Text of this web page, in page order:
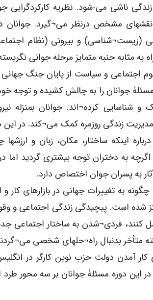
ناشی می-شود. نظریه کارکردگرایی
مشخص درنظر می¬گیرد. جوانان در
(زیست¬شناسی) و بیرونی (نظام
مثابه جنبه متمایز مرحله جوانی
مسئلۀ جوانان را به چالش کشیده و توجه
و شناسایی کرده¬اند. جوانان بمنزله
مدیریت زندگی روزمره کمک می¬کند. در
اینکه ساختار، مکان، زبان و
به دختران توجه بیشتری گردید اما
به پسران جوان اختصاص دارد.
به تغییرات جهانی در بازارهای
شده است. پیچیدگی زندگی اجتماعی و
کنند، فردی¬شدن به ساختار
متأخر بدنبال راه¬حلهای شخصی
آمدن دولت حزب نوین کارگر در
این دوره مسئلۀ جوانان بر سه محور